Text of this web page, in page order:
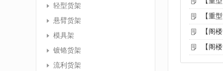
轻型货架
悬臂货架
模具架
镀铬货架
流利货架
【重
【阁
【阁